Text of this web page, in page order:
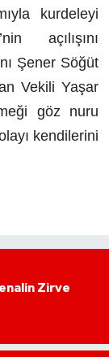
kurdeleyi
açılışını
Şener Söğüt
Vekili Yaşar
göz nuru
kendilerini
Zirve